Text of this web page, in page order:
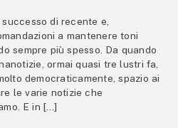
di recente e,
a mantenere toni
sempre più spesso. Da quando
ormai quasi tre lustri fa,
democraticamente, spazio ai
le varie notizie che
E in […]